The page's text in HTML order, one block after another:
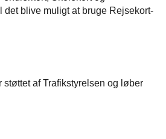
det blive muligt at bruge Rejsekort-
støttet af Trafikstyrelsen og løber